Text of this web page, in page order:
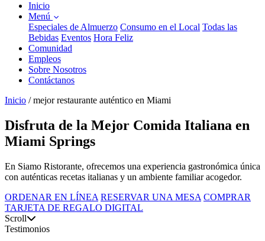
Inicio
Menú
Especiales de Almuerzo Consumo en el Local Todas las
Bebidas Eventos Hora Feliz
Comunidad
Empleos
Sobre Nosotros
Contáctanos
Inicio / mejor restaurante auténtico en Miami
Disfruta de la Mejor Comida Italiana en
Miami Springs
En Siamo Ristorante, ofrecemos una experiencia gastronómica única
con auténticas recetas italianas y un ambiente familiar acogedor.
ORDENAR EN LÍNEA RESERVAR UNA MESA COMPRAR
TARJETA DE REGALO DIGITAL
Scroll
Testimonios